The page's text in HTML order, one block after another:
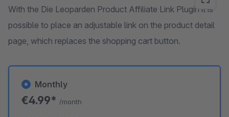
With the Die Leoparden Product Affiliate Link Plugin it is
possible to place an adjustable link on the product detail
page, which replaces the shopping cart button.
Monthly
€4.99* /month